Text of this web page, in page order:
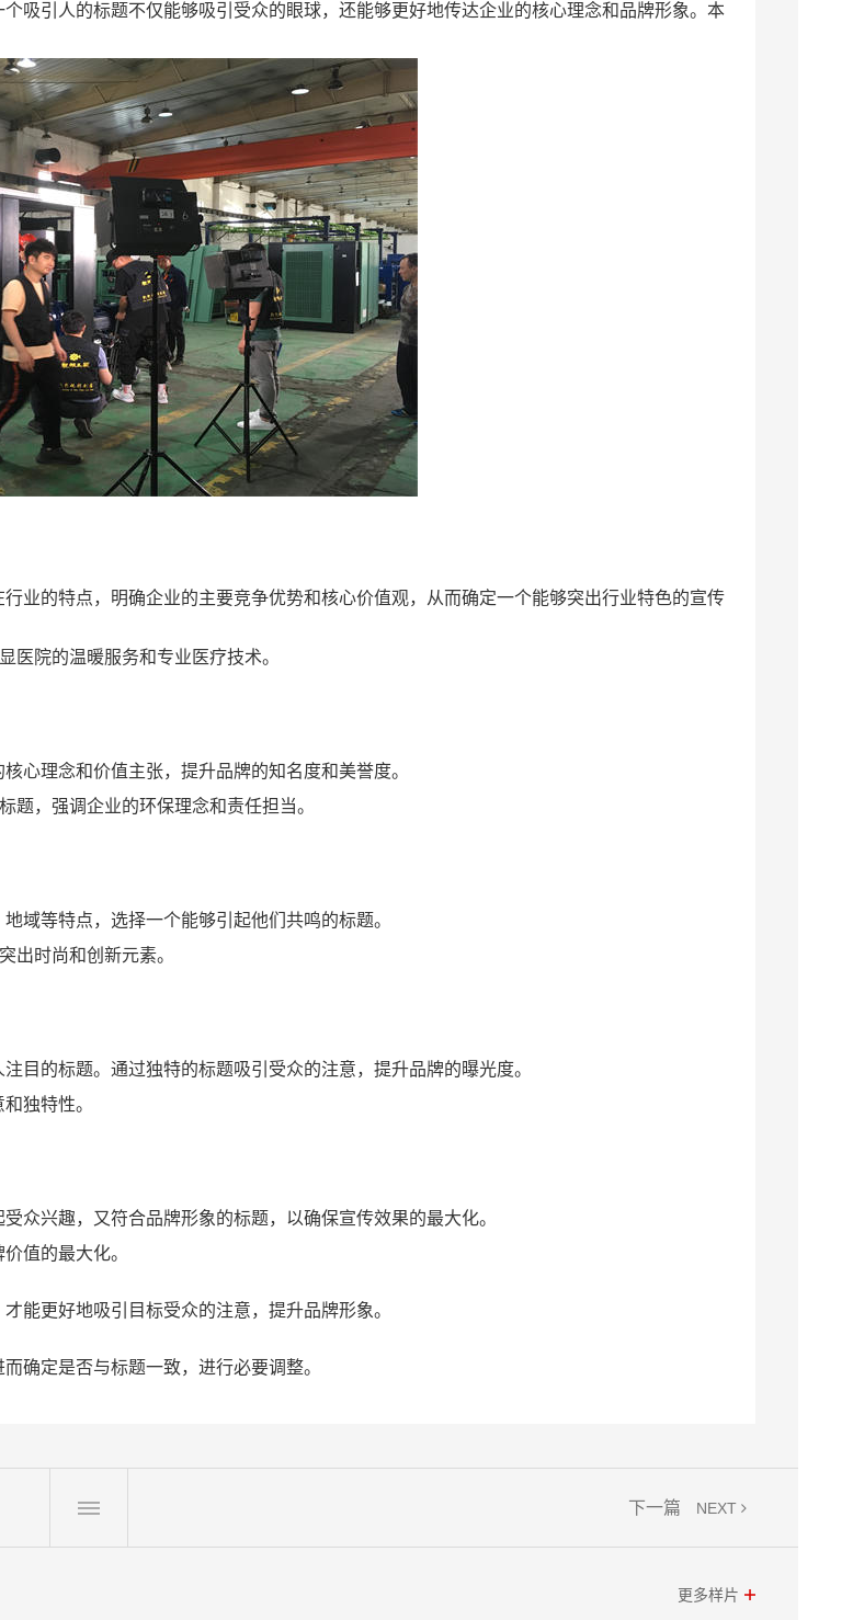
吸引人的标题不仅能够吸引受众的眼球，还能够更好地传达企业的核心理念和品牌形象。本
业的特点，明确企业的主要竞争优势和核心价值观，从而确定一个能够突出行业特色的宣传
医院的温暖服务和专业医疗技术。
心理念和价值主张，提升品牌的知名度和美誉度。
题，强调企业的环保理念和责任担当。
域等特点，选择一个能够引起他们共鸣的标题。
出时尚和创新元素。
目的标题。通过独特的标题吸引受众的注意，提升品牌的曝光度。
独特性。
众兴趣，又符合品牌形象的标题，以确保宣传效果的最大化。
值的最大化。
能更好地吸引目标受众的注意，提升品牌形象。
确定是否与标题一致，进行必要调整。
NEXT
下一篇
更多样片